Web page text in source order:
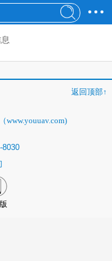
返回顶部↑
www.youuav.com)
8030